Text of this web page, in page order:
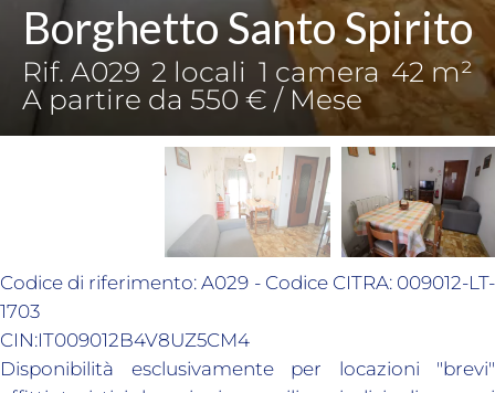
Borghetto Santo Spirito
Rif. A029 2 locali 1 camera 42 m²
A partire da 550 € / Mese
Codice di riferimento: A029 - Codice CITRA: 009012-LT-
1703
CIN:IT009012B4V8UZ5CM4
Disponibilità esclusivamente per locazioni "brevi"